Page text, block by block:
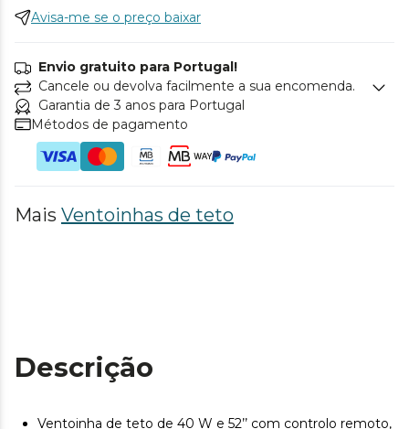
Avisa-me se o preço baixar
Envio gratuito para Portugal!
Cancele ou devolva facilmente a sua encomenda.
Garantia de 3 anos para Portugal
Métodos de pagamento
Mais Ventoinhas de teto
Descrição
Ventoinha de teto de 40 W e 52’’ com controlo remoto,